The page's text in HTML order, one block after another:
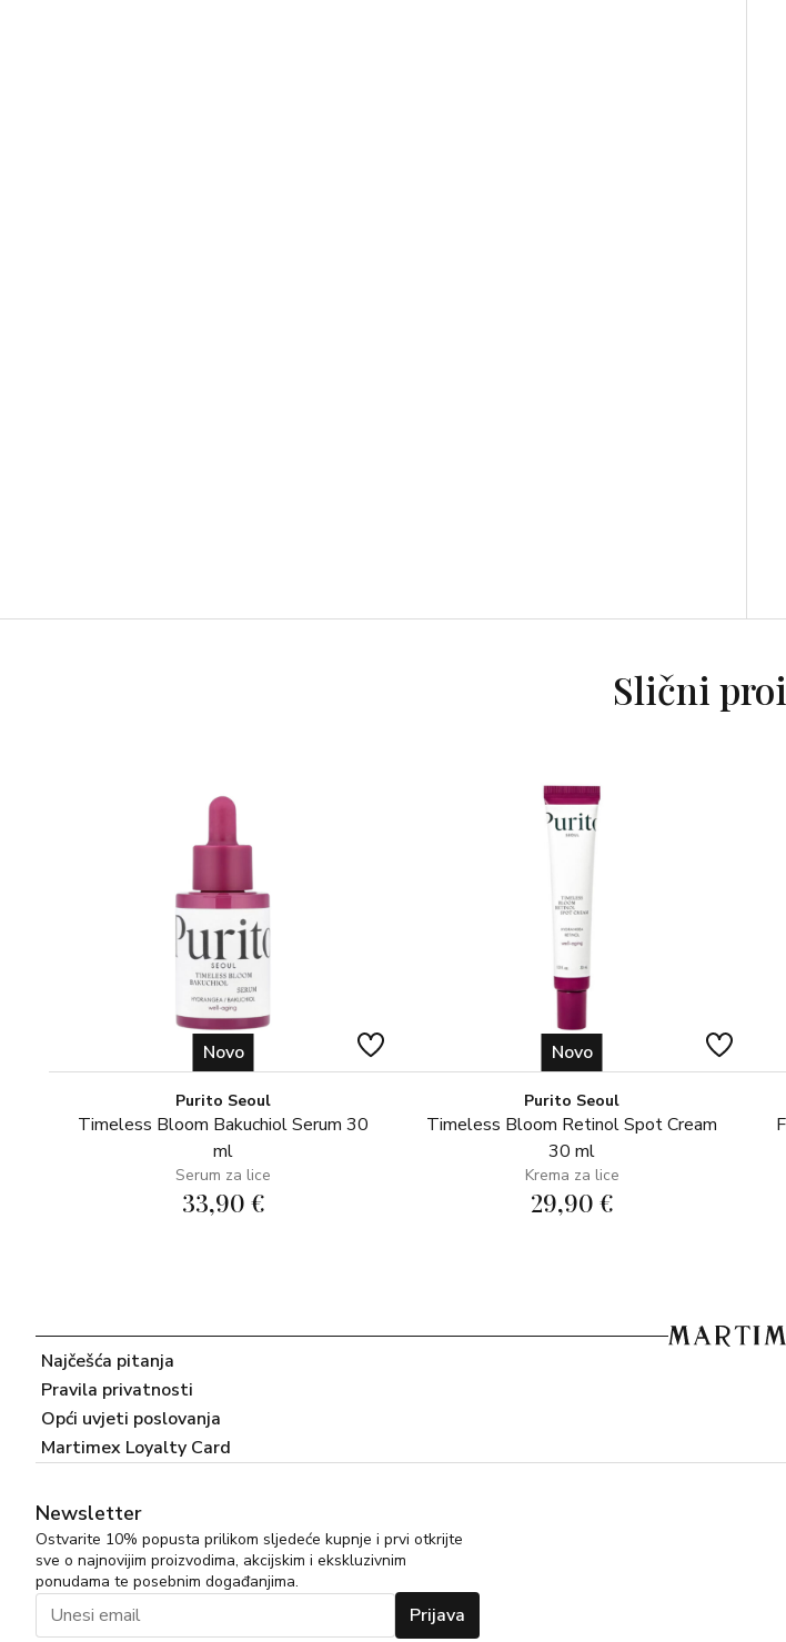
Slični
Novo
Purito Seoul
Timeless Bloom Bakuchiol Serum 30
ml
Serum za lice
33,90 €
Novo
Purito Seoul
Timeless Bloom Retinol Spot Cream
30 ml
Krema za lice
29,90 €
Najčešća pitanja
Pravila privatnosti
Opći uvjeti poslovanja
Martimex Loyalty Card
Newsletter
Ostvarite 10% popusta prilikom sljedeće kupnje i prvi otkrijte
sve o najnovijim proizvodima, akcijskim i ekskluzivnim
ponudama te posebnim događanjima.
Prijava